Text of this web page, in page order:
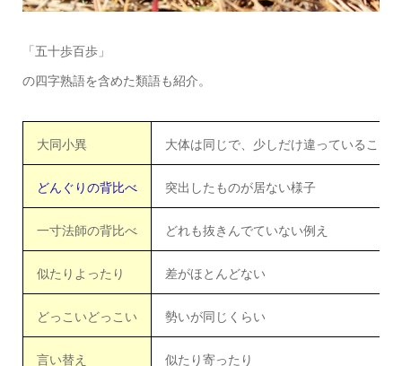
「五十歩百歩」
の四字熟語を含めた類語も紹介。
大同小異 大体は同じで、少しだけ違っていること
どんぐりの背比べ 突出したものが居ない様子
一寸法師の背比べ どれも抜きんでていない例え
似たりよったり 差がほとんどない
どっこいどっこい 勢いが同じくらい
言い替え 似たり寄ったり